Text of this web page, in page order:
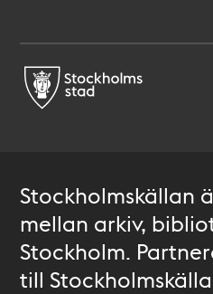
Stockholmskällan
mellan arkiv,
Stockholm.
till